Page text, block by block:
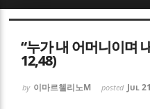
“누가 내 어머니이며
12,48)
by 이마르첼리노M posted Jul